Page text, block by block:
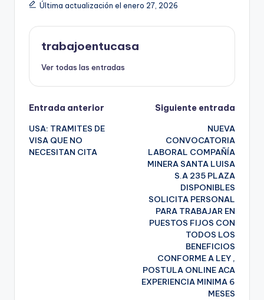
Última actualización el enero 27, 2026
trabajoentucasa
Ver todas las entradas
Navegación
de
entradas
Entrada anterior
USA: TRAMITES DE
VISA QUE NO
NECESITAN CITA
Siguiente entrada
NUEVA
CONVOCATORIA
LABORAL COMPAÑÍA
MINERA SANTA LUISA
S.A 235 PLAZA
DISPONIBLES
SOLICITA PERSONAL
PARA TRABAJAR EN
PUESTOS FIJOS CON
TODOS LOS
BENEFICIOS
CONFORME A LEY ,
POSTULA ONLINE ACA
EXPERIENCIA MINIMA 6
MESES